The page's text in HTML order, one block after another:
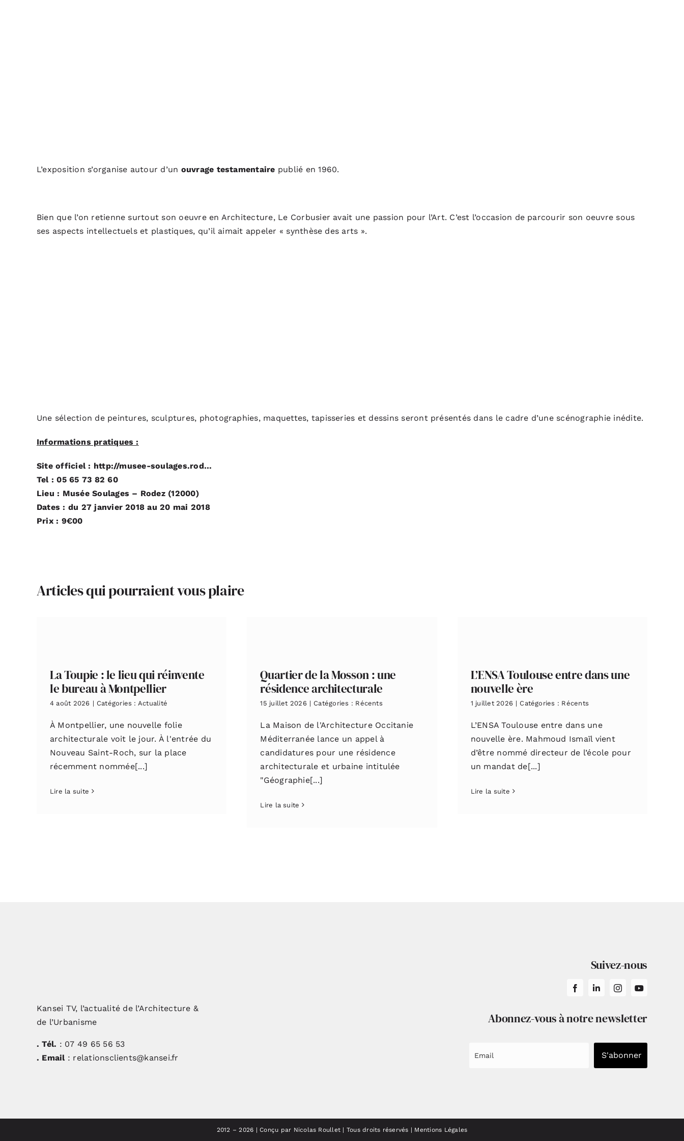
L’exposition s’organise autour d’un ouvrage testamentaire publié en 1960.
Bien que l’on retienne surtout son oeuvre en Architecture, Le Corbusier avait une passion pour l’Art. C’est l’occasion de parcourir son oeuvre sous
ses aspects intellectuels et plastiques, qu’il aimait appeler « synthèse des arts ».
Une sélection de peintures, sculptures, photographies, maquettes, tapisseries et dessins seront présentés dans le cadre d’une scénographie inédite.
Informations pratiques :
Site officiel : http://musee-soulages.rod…
Tel : 05 65 73 82 60
Lieu : Musée Soulages – Rodez (12000)
Dates : du 27 janvier 2018 au 20 mai 2018
Prix : 9€00
Articles qui pourraient vous plaire
La Toupie : le lieu qui réinvente
le bureau à Montpellier
4 août 2026 | Catégories : Actualité
À Montpellier, une nouvelle folie
architecturale voit le jour. À l'entrée du
Nouveau Saint-Roch, sur la place
récemment nommée[...]
Lire la suite
Quartier de la Mosson : une
résidence architecturale
15 juillet 2026 | Catégories : Récents
La Maison de l'Architecture Occitanie
Méditerranée lance un appel à
candidatures pour une résidence
architecturale et urbaine intitulée
"Géographie[...]
Lire la suite
L’ENSA Toulouse entre dans une
nouvelle ère
1 juillet 2026 | Catégories : Récents
L’ENSA Toulouse entre dans une
nouvelle ère. Mahmoud Ismaïl vient
d’être nommé directeur de l’école pour
un mandat de[...]
Lire la suite
Kansei TV, l’actualité de l’Architecture &
de l’Urbanisme
. Tél. : 07 49 65 56 53
. Email: relationsclients@kansei.fr
Suivez-nous
Abonnez-vous à notre newsletter
S'abonner
2012 – 2026 |Conçu par Nicolas Roullet | Tous droits réservés | Mentions Légales